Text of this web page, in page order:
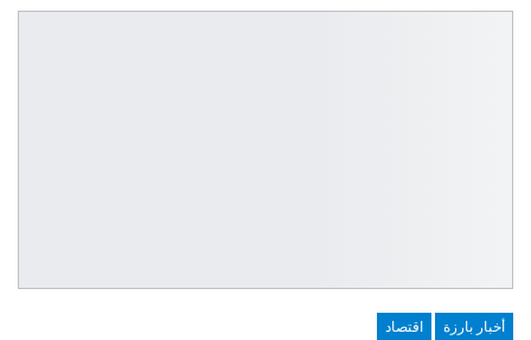
أخبار بارزة اقتصاد